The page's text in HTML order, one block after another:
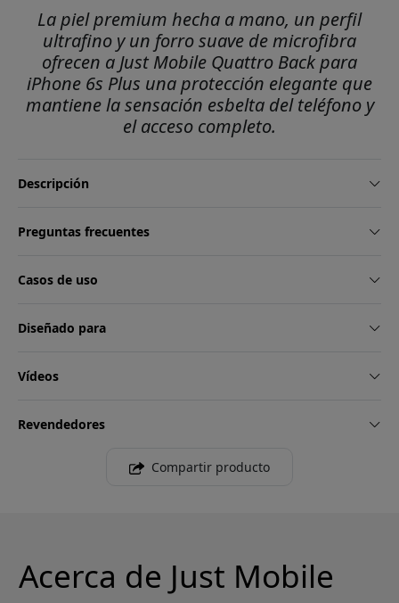
La piel premium hecha a mano, un perfil
ultrafino y un forro suave de microfibra
ofrecen a Just Mobile Quattro Back para
iPhone 6s Plus una protección elegante que
mantiene la sensación esbelta del teléfono y
el acceso completo.
Descripción
Preguntas frecuentes
Casos de uso
Diseñado para
Vídeos
Revendedores
Compartir producto
Acerca de Just Mobile